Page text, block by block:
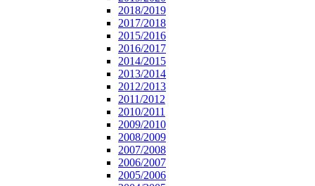
2018/2019
2017/2018
2015/2016
2016/2017
2014/2015
2013/2014
2012/2013
2011/2012
2010/2011
2009/2010
2008/2009
2007/2008
2006/2007
2005/2006